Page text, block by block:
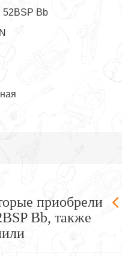
52BSP Bb
приобрели
Bb, также